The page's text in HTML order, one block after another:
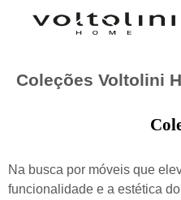
Coleções Voltolini
Na busca por móveis que
funcionalidade e a estética